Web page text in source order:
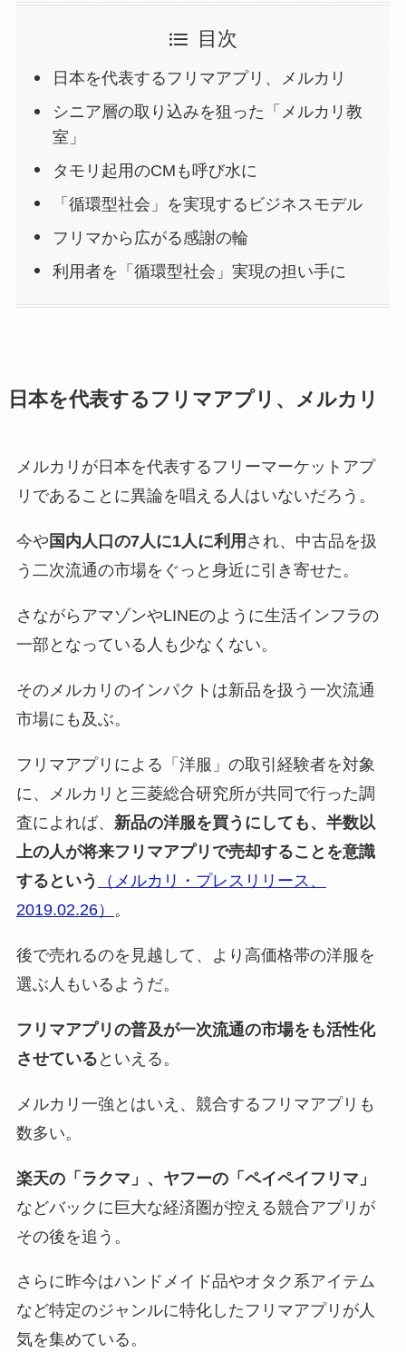
目次
日本を代表するフリマアプリ、メルカリ
シニア層の取り込みを狙った「メルカリ教
室」
タモリ起用のCMも呼び水に
「循環型社会」を実現するビジネスモデル
フリマから広がる感謝の輪
利用者を「循環型社会」実現の担い手に
日本を代表するフリマアプリ、メルカリ
メルカリが日本を代表するフリーマーケットアプ
リであることに異論を唱える人はいないだろう。
今や 国内人口の7人に1人に利用 され、中古品を扱
う二次流通の市場をぐっと身近に引き寄せた。
さながらアマゾンやLINEのように生活インフラの
一部となっている人も少なくない。
そのメルカリのインパクトは新品を扱う一次流通
市場にも及ぶ。
フリマアプリによる「洋服」の取引経験者を対象
に、メルカリと三菱総合研究所が共同で行った調
査によれば、 新品の洋服を買うにしても、半数以
上の人が将来フリマアプリで売却することを意識
するという
（メルカリ・プレスリリース、
2019.02.26）
。
後で売れるのを見越して、より高価格帯の洋服を
選ぶ人もいるようだ。
フリマアプリの普及が一次流通の市場をも活性化
させている といえる。
メルカリ一強とはいえ、競合するフリマアプリも
数多い。
楽天の「ラクマ」、ヤフーの「ペイペイフリマ」
などバックに巨大な経済圏が控える競合アプリが
その後を追う。
さらに昨今はハンドメイド品やオタク系アイテム
など特定のジャンルに特化したフリマアプリが人
気を集めている。